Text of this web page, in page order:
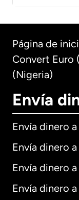
Página de
Convert Euro
(Nigeria)
Envía
Envía dinero
Envía dinero
Envía dinero
Envía dinero